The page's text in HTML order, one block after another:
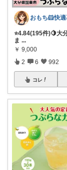
⭐️4.84(195件)🍋大
ま ...
￥ 9,000
2 6 992
コレ